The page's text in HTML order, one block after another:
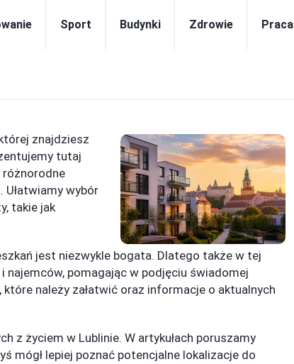
Sport Budynki Zdrowie Praca
znajdziesz
tutaj
różnorodne
wybór
takie jak
jest niezwykle bogata. Dlatego także w tej
pomagając w podjęciu świadomej
należy załatwić oraz informacje o aktualnych
z życiem w Lublinie. W artykułach poruszamy
mógł lepiej poznać potencjalne lokalizacje do